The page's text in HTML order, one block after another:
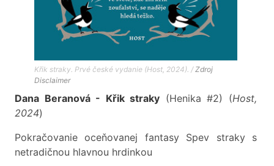
Křik straky. Prvé české vydanie (Host, 2024). /Zdroj
Disclaimer
Dana Beranová - Křik straky (Henika #2) (Host,
2024)
Pokračovanie oceňovanej fantasy Spev straky s
netradičnou hlavnou hrdinkou